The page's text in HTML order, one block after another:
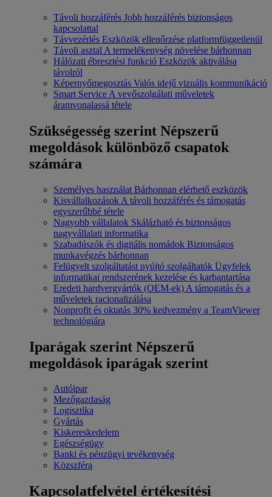
Távoli hozzáférés Jobb hozzáférés biztonságos
kapcsolattal
Távvezérlés Eszközök ellenőrzése platformfüggetlenül
Távoli asztal A termelékenység növelése bárhonnan
Hálózati ébresztési funkció Eszközök aktiválása
távolról
Képernyőmegosztás Valós idejű vizuális kommunikáció
Smart Service A vevőszolgálati műveletek
áramvonalassá tétele
Szükségesség szerint Népszerű
megoldások különböző csapatok
számára
Személyes használat Bárhonnan elérhető eszközök
Kisvállalkozások A távoli hozzáférés és támogatás
egyszerűbbé tétele
Nagyobb vállalatok Skálázható és biztonságos
nagyvállalati informatika
Szabadúszók és digitális nomádok Biztonságos
munkavégzés bárhonnan
Felügyelt szolgáltatást nyújtó szolgáltatók Ügyfelek
informatikai rendszerének kezelése és karbantartása
Eredeti hardvergyártók (OEM-ek) A támogatás és a
műveletek racionalizálása
Nonprofit és oktatás 30% kedvezmény a TeamViewer
technológiára
Iparágak szerint Népszerű
megoldások iparágak szerint
Autóipar
Mezőgazdaság
Logisztika
Gyártás
Kiskereskedelem
Egészségügy
Banki és pénzügyi tevékenység
Közszféra
Kapcsolatfelvétel értékesítési